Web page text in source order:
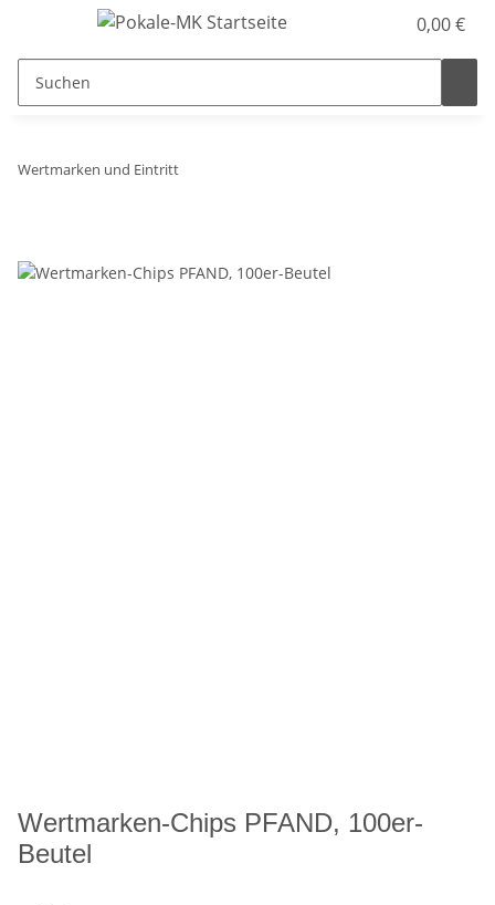
0,00 €
Wertmarken und Eintritt
Wertmarken-Chips PFAND, 100er-
Beutel